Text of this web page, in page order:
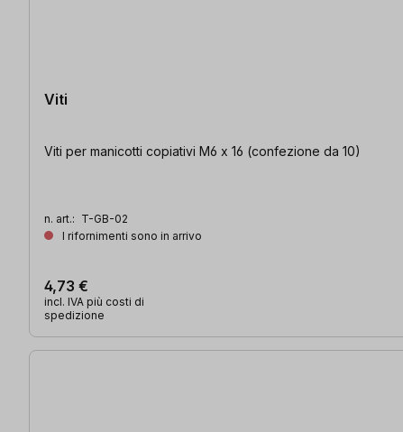
Viti
Viti per manicotti copiativi M6 x 16 (confezione da 10)
n. art.: T-GB-02
I rifornimenti sono in arrivo
4,73 €
incl. IVA più costi di
spedizione